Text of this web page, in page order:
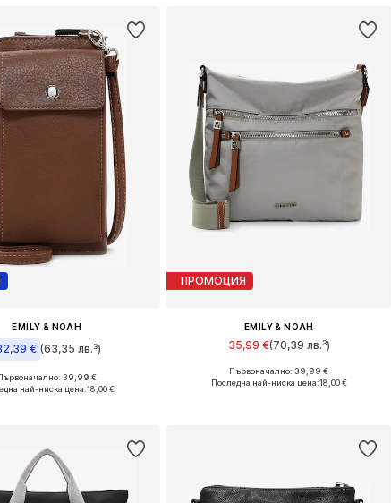
EMILY & NOAH
€ (63,35 лв.³)
размери: One Size
39,99 €
най-ниска цена:18,00 €
ПРОМОЦИЯ
EMILY & NOAH
35,99 €(70,39 лв.³)
Налични размери: One Size
Първоначално: 39,99 €
Последна най-ниска цена:18,00 €